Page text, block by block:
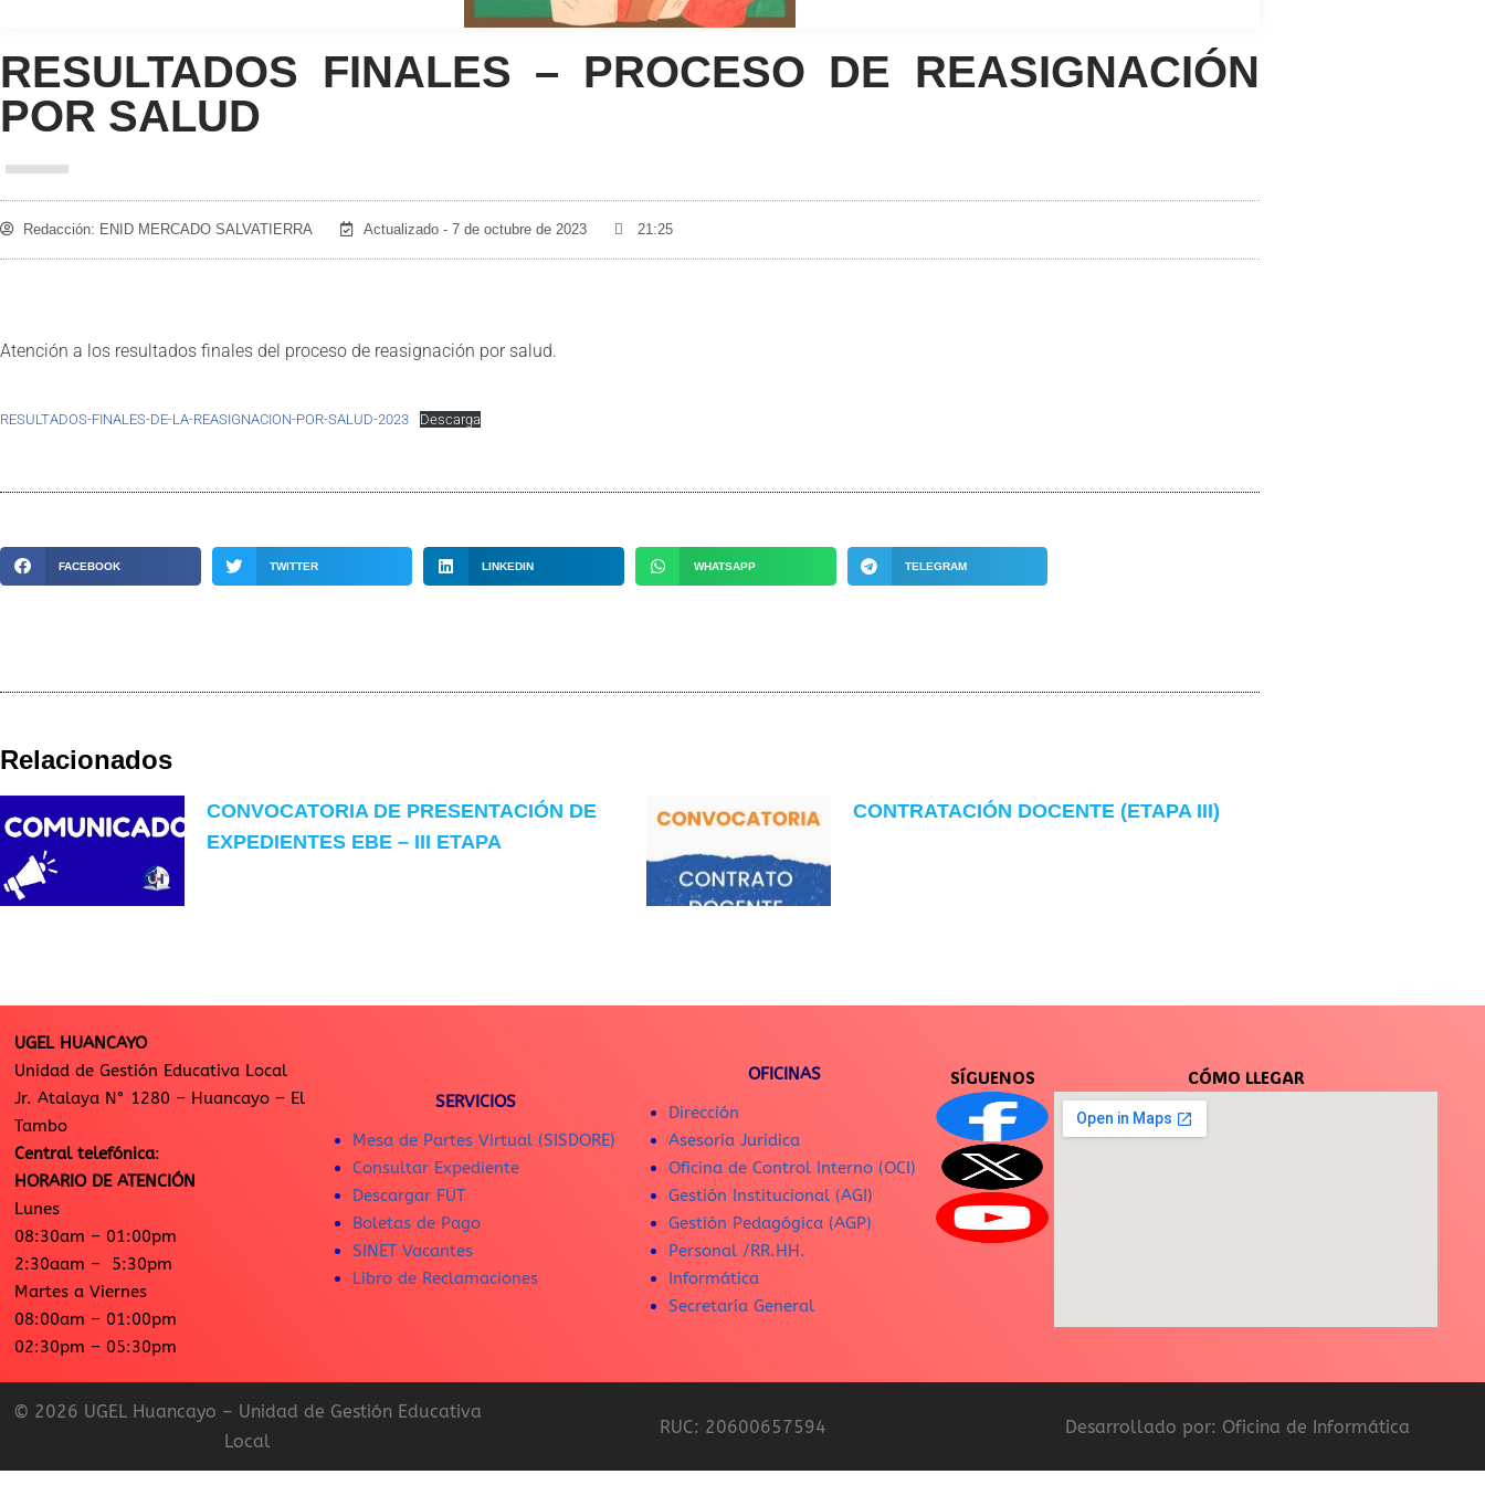
RESULTADOS FINALES – PROCESO DE REASIGNACIÓN
POR SALUD
Redacción: ENID MERCADO SALVATIERRA Actualizado - 7 de octubre de 2023 21:25
Atención a los resultados finales del proceso de reasignación por salud.
RESULTADOS-FINALES-DE-LA-REASIGNACION-POR-SALUD-2023 Descarga
FACEBOOK TWITTER LINKEDIN WHATSAPP TELEGRAM
Relacionados
CONVOCATORIA DE PRESENTACIÓN DE
EXPEDIENTES EBE – III ETAPA
CONTRATACIÓN DOCENTE (ETAPA III)
UGEL HUANCAYO
Unidad de Gestión Educativa Local
Jr. Atalaya N° 1280 – Huancayo – El
Tambo
Central telefónica:
HORARIO DE ATENCIÓN
Lunes
08:30am – 01:00pm
2:30aam – 5:30pm
Martes a Viernes
08:00am – 01:00pm
02:30pm – 05:30pm
SERVICIOS
Mesa de Partes Virtual (SISDORE)
Consultar Expediente
Descargar FUT
Boletas de Pago
SINET Vacantes
Libro de Reclamaciones
OFICINAS
Dirección
Asesoría Jurídica
Oficina de Control Interno (OCI)
Gestión Institucional (AGI)
Gestión Pedagógica (AGP)
Personal /RR.HH.
Informática
Secretaría General
SÍGUENOS CÓMO LLEGAR
© 2026 UGEL Huancayo – Unidad de Gestión Educativa
Local
RUC: 20600657594 Desarrollado por: Oficina de Informática